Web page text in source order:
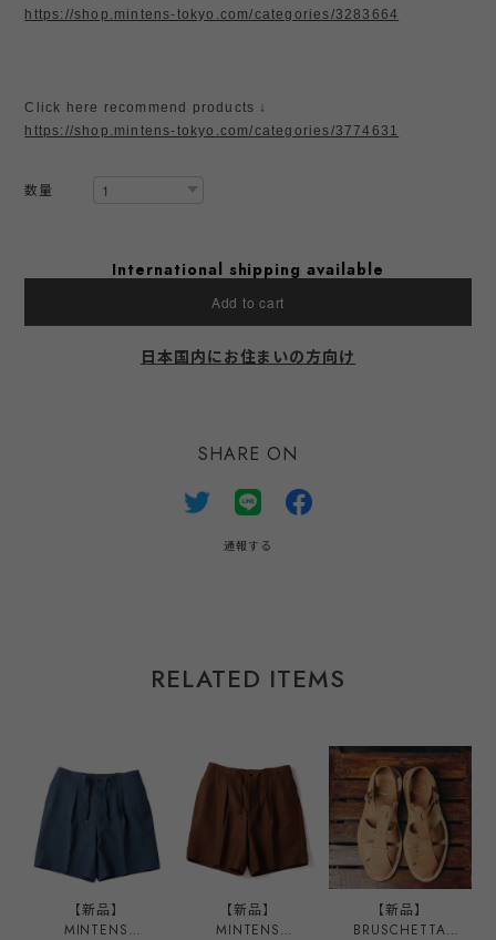
https://shop.mintens-tokyo.com/categories/3283664
Click here recommend products ↓
https://shop.mintens-tokyo.com/categories/3774631
数量
International shipping available
Add to cart
日本国内にお住まいの方向け
SHARE ON
通報する
RELATED ITEMS
【新品】
MINTENS
【新品】
MINTENS
【新品】
BRUSCHETTA